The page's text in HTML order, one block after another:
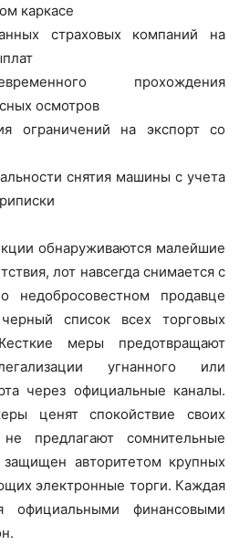
каркасе
страховых компаний на
прохождения
осмотров
ограничений на экспорт со
снятия машины с учета
обнаруживаются малейшие
лот навсегда снимается с
недобросовестном продавце
список всех торговых
меры предотвращают
угнанного или
через официальные каналы.
ценят спокойствие своих
предлагают сомнительные
защищен авторитетом крупных
электронные торги. Каждая
официальными финансовыми